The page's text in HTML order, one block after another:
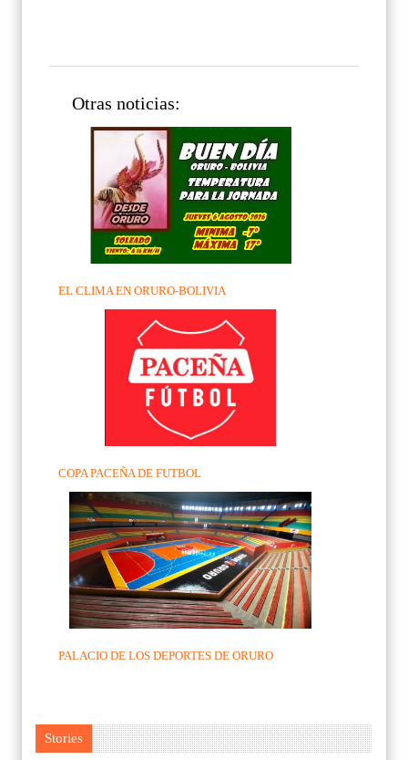
Otras noticias:
EL CLIMA EN ORURO-BOLIVIA
COPA PACEÑA DE FUTBOL
PALACIO DE LOS DEPORTES DE ORURO
Stories